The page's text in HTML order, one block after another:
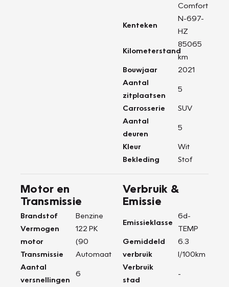
Comfort
Kenteken
N-697-
HZ
Kilometerstand
85065
km
Bouwjaar
2021
Aantal
zitplaatsen
5
Carrosserie
SUV
Aantal
deuren
5
Kleur
Wit
Bekleding
Stof
Motor en
Transmissie
Brandstof
Benzine
Vermogen
motor
122 PK
(90
Transmissie
Automaat
Aantal
versnellingen
6
Verbruik &
Emissie
Emissieklasse
6d-
TEMP
Gemiddeld
verbruik
6.3
l/100km
Verbruik
stad
-